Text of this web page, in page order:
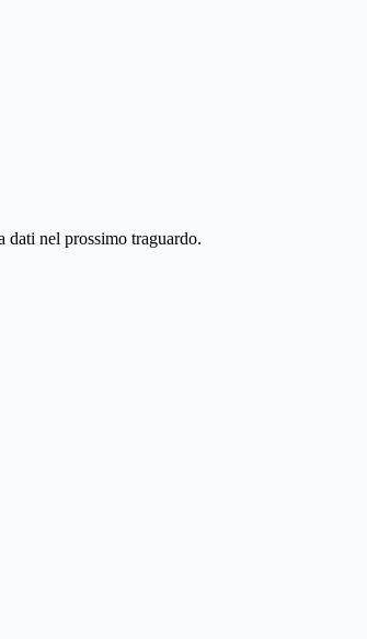
dati nel prossimo traguardo.